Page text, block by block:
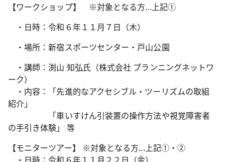
【ワークショップ】 ※対象となる方...上記①
・日時：令和６年１１月７日（木）
・場所：新宿スポーツセンター・戸山公園
・講師：渕山 知弘氏（株式会社 プランニングネットワ
ーク）
・内容：「先進的なアクセシブル・ツーリズムの取組
紹介」
「車いすけん引装置の操作方法や視覚障害者
の手引き体験」 等
【モニターツアー】 ※対象となる方...上記①・②
・日時：令和６年１１月２２日（金）